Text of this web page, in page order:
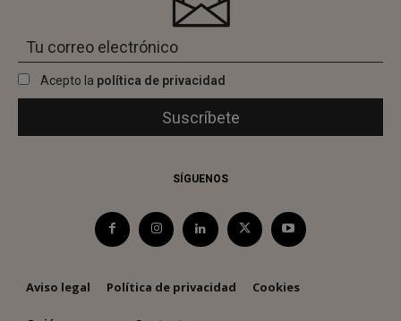
Acepto la política de privacidad
SÍGUENOS
Aviso legal Política de privacidad Cookies